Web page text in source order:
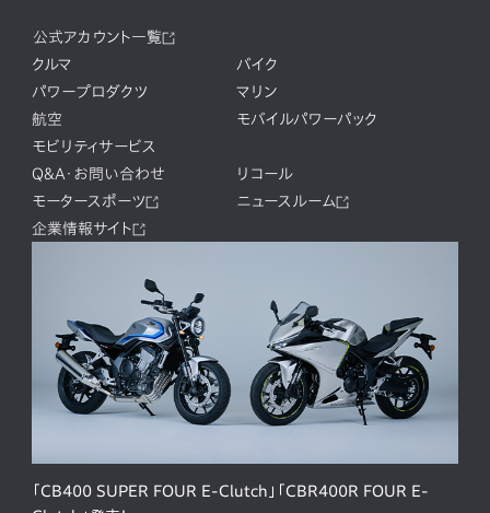
公式アカウント一覧
クルマ
バイク
パワープロダクツ
マリン
航空
モバイルパワーパック
モビリティサービス
Q&A・お問い合わせ
リコール
モータースポーツ
ニュースルーム
企業情報サイト
「CB400 SUPER FOUR E-Clutch」「CBR400R FOUR E-